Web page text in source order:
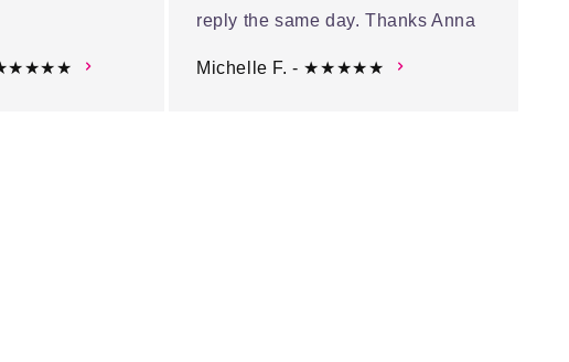
★★★★★
reply the same day. Thanks Anna
Michelle F. - ★★★★★